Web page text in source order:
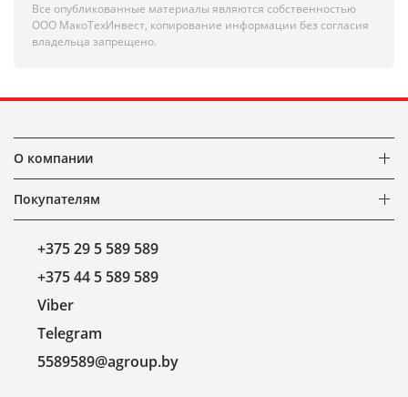
Все опубликованные материалы являются собственностью
ООО МакоТехИнвест, копирование информации без согласия
владельца запрещено.
О компании
Покупателям
+375 29 5 589 589
+375 44 5 589 589
Viber
Telegram
5589589@agroup.by